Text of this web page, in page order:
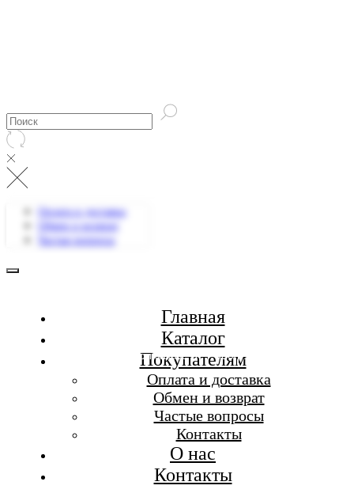
Бесплатная доставка при заказе от 7 000 р.
Оплата и доставка
Обмен и возврат
Частые вопросы
Главная
Каталог
Покупателям
Оплата и доставка
Обмен и возврат
Частые вопросы
Контакты
О нас
Контакты